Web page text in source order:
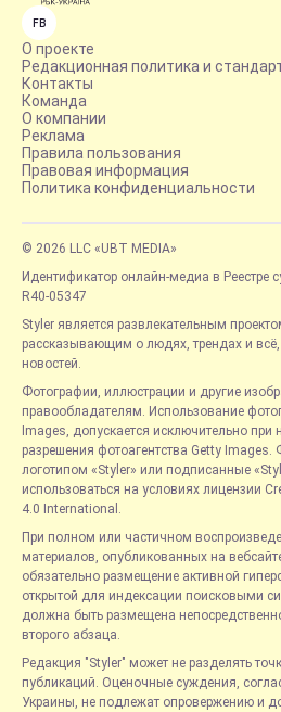
FB
О проекте
Редакционная политика и
Контакты
Команда
О компании
Реклама
Правила пользования
Правовая информация
Политика конфиденциальности
© 2026 LLC «UBT MEDIA»
Идентификатор онлайн-медиа в Реестре
R40-05347
Styler является развлекательным
рассказывающим о людях, трендах и всё,
новостей.
Фотографии, иллюстрации и другие
правообладателям. Использование
Images, допускается исключительно
разрешения фотоагентства Getty
логотипом «Styler» или подписанные
использоваться на условиях лицензии
4.0 International.
При полном или частичном
материалов, опубликованных на
обязательно размещение активной
открытой для индексации поисковыми
должна быть размещена
второго абзаца.
Редакция "Styler" может не разделять
публикаций. Оценочные суждения,
Украины, не подлежат опровержению и